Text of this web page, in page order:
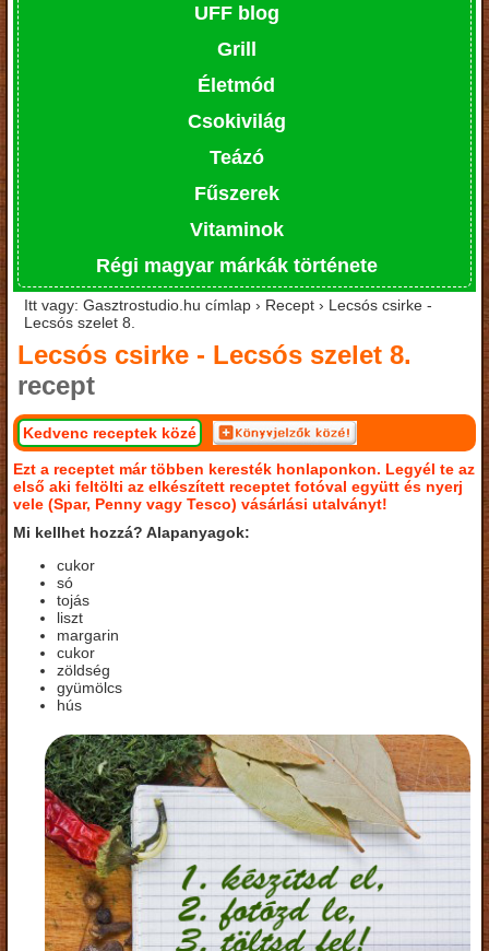
UFF blog
Grill
Életmód
Csokivilág
Teázó
Fűszerek
Vitaminok
Régi magyar márkák története
Itt vagy: Gasztrostudio.hu címlap › Recept › Lecsós csirke -
Lecsós szelet 8.
Lecsós csirke - Lecsós szelet 8.
recept
Kedvenc receptek közé
Ezt a receptet már többen keresték honlaponkon. Legyél te az
első aki feltölti az elkészített receptet fotóval együtt és nyerj
vele (Spar, Penny vagy Tesco) vásárlási utalványt!
Mi kellhet hozzá? Alapanyagok:
cukor
só
tojás
liszt
margarin
cukor
zöldség
gyümölcs
hús